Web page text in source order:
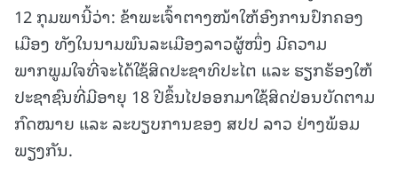
12 ກຸມພານີ້ວ່າ: ຂ້າພະເຈົ້າຕາງໜ້າໃຫ້ອົງການປົກຄອງ
ເມືອງ ທັງໃນນາມພົນລະເມືອງລາວຜູ້ໜຶ່ງ ມີຄວາມ
ພາກພູມໃຈທີ່ຈະໄດ້ໃຊ້ສິດປະຊາທິປະໄຕ ແລະ ຮຽກຮ້ອງໃຫ້
ປະຊາຊົນທີ່ມີອາຍຸ 18 ປີຂຶ້ນໄປອອກມາໃຊ້ສິດປ່ອນບັດຕາມ
ກົດໝາຍ ແລະ ລະບຽບການຂອງ ສປປ ລາວ ຢ່າງພ້ອມ
ພຽງກັນ.